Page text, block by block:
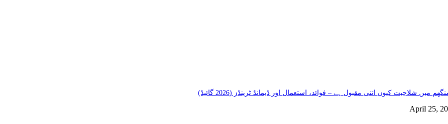
میں شلاجیت کیوں اتنی مقبول ہے – فوائد، استعمال اور ڈیمانڈ ٹرینڈز (2026 گائیڈ)
April 25,